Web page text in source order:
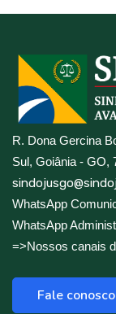
R. Dona Gercina
Sul, Goiânia - GO,
WhatsApp
WhatsApp
=>Nossos canais
Fale conosco